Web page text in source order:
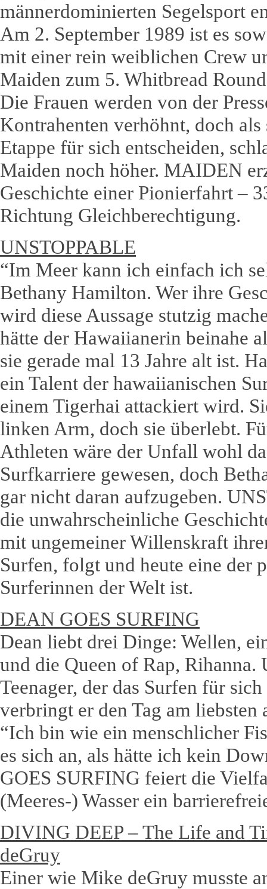
männerdominierten Segelsport
Am 2. September 1989 ist es
mit einer rein weiblichen Crew
Maiden zum 5. Whitbread
Die Frauen werden von der
Kontrahenten verhöhnt, doch
Etappe für sich entscheiden,
Maiden noch höher. MAIDEN
Geschichte einer Pionierfahrt –
Richtung Gleichberechtigung.
UNSTOPPABLE
“Im Meer kann ich einfach ich
Bethany Hamilton. Wer ihre
wird diese Aussage stutzig
hätte der Hawaiianerin beinahe
sie gerade mal 13 Jahre alt ist.
ein Talent der hawaiianischen
einem Tigerhai attackiert wird.
linken Arm, doch sie überlebt.
Athleten wäre der Unfall wohl
Surfkarriere gewesen, doch
gar nicht daran aufzugeben.
die unwahrscheinliche
mit ungemeiner Willenskraft
Surfen, folgt und heute eine der
Surferinnen der Welt ist.
DEAN GOES SURFING
Dean liebt drei Dinge: Wellen,
und die Queen of Rap, Rihanna.
Teenager, der das Surfen für
verbringt er den Tag am liebsten
“Ich bin wie ein menschlicher
es sich an, als hätte ich kein
GOES SURFING feiert die
(Meeres-) Wasser ein
DIVING DEEP – The Life and
deGruy
Einer wie Mike deGruy musste